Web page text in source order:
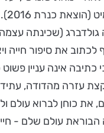
מאת
גולדברג (שכינתה
לכתוב את סיפור חייה
כתיבה אינה עניין
עזרה מהדודה,
את כוחן לברוא עולם
הבוראת עולם שלם -